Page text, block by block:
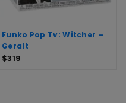
Funko Pop Tv: Witcher –
Geralt
$319